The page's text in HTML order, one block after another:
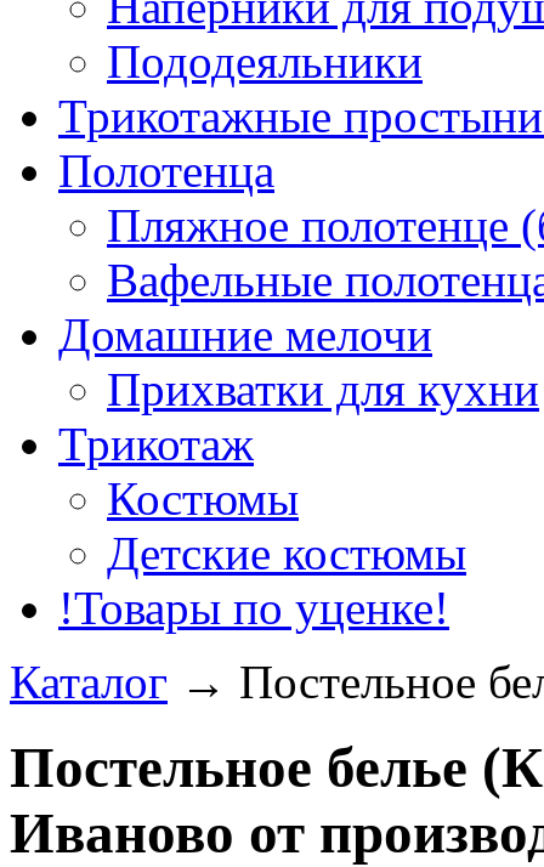
Пододеяльники
Трикотажные
Полотенца
Пляжное полотенце
Вафельные
Домашние мелочи
Прихватки для кухни
Трикотаж
Костюмы
Детские костюмы
!Товары по уценке!
Каталог → Постельное
Постельное белье
Иваново от